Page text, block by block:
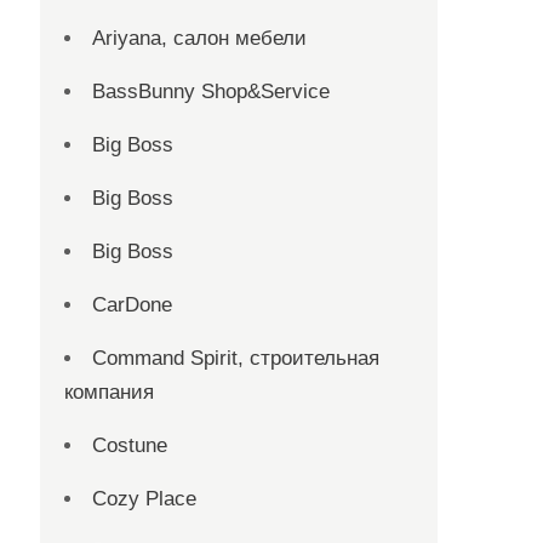
Ariyana, салон мебели
BassBunny Shop&Service
Big Boss
Big Boss
Big Boss
CarDone
Command Spirit, строительная
компания
Costune
Cozy Place